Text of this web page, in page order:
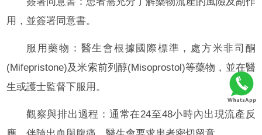
用，並簽署同意書。
服用藥物：醫生會根據國際標準，處方米非司酮
(Mifepristone)及米索前列醇(Misoprostol)等藥物，並在醫
生或護士監督下服用。
觀察與排出過程：通常在24至48小時內出現流產反